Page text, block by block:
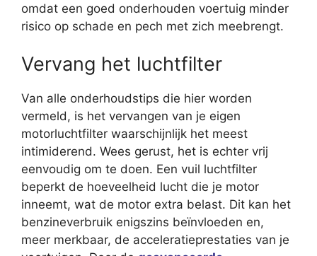
omdat een goed onderhouden voertuig minder
risico op schade en pech met zich meebrengt.
Vervang het luchtfilter
Van alle onderhoudstips die hier worden
vermeld, is het vervangen van je eigen
motorluchtfilter waarschijnlijk het meest
intimiderend. Wees gerust, het is echter vrij
eenvoudig om te doen. Een vuil luchtfilter
beperkt de hoeveelheid lucht die je motor
inneemt, wat de motor extra belast. Dit kan het
benzineverbruik enigszins beïnvloeden en,
meer merkbaar, de acceleratieprestaties van je